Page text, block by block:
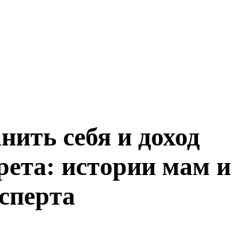
себя и доход
истории мам и